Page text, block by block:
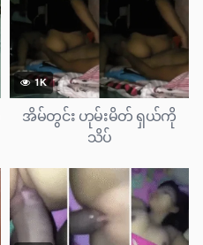
1K
အိမ်တွင်း ဟုမ်းမိတ် ရှယ်ကို
သိပ်